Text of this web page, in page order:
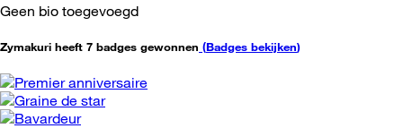
Geen bio toegevoegd
Zymakuri heeft 7 badges gewonnen (Badges bekijken)